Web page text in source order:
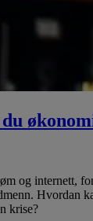
og internett,
Hvordan
krise?